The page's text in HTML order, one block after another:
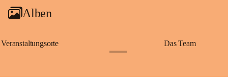
Alben
Veranstaltungsorte Das Team